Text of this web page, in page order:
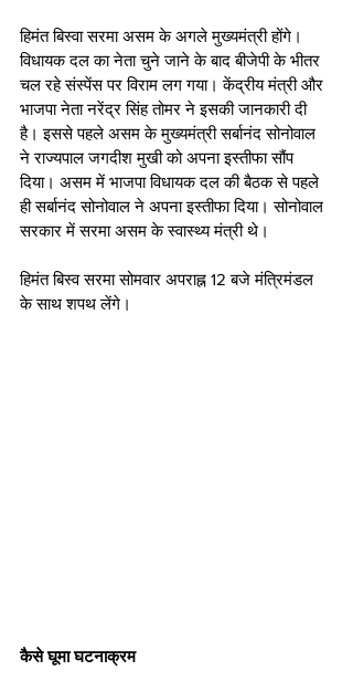
हिमंत बिस्वा सरमा असम के अगले मुख्यमंत्री होंगे।
विधायक दल का नेता चुने जाने के बाद बीजेपी के भीतर
चल रहे संस्पेंस पर विराम लग गया। केंद्रीय मंत्री और
भाजपा नेता नरेंद्र सिंह तोमर ने इसकी जानकारी दी
है। इससे पहले असम के मुख्यमंत्री सर्बानंद सोनोवाल
ने राज्यपाल जगदीश मुखी को अपना इस्तीफा सौंप
दिया। असम में भाजपा विधायक दल की बैठक से पहले
ही सर्बानंद सोनोवाल ने अपना इस्तीफा दिया। सोनोवाल
सरकार में सरमा असम के स्वास्थ्य मंत्री थे।
हिमंत बिस्व सरमा सोमवार अपराह्न 12 बजे मंत्रिमंडल
के साथ शपथ लेंगे।
कैसे घूमा घटनाक्रम